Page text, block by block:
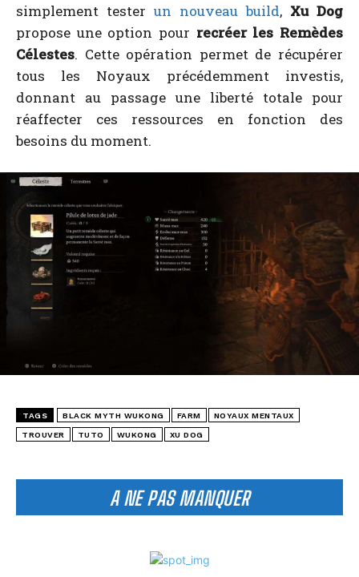
A NE PAS MANQUER
simplement tester un nouveau build, Xu Dog
propose une option pour recréer les Remèdes
Célestes. Cette opération permet de récupérer
tous les Noyaux précédemment investis,
donnant au passage une liberté totale pour
réaffecter ces ressources en fonction des
besoins du moment.
TAGS BLACK MYTH WUKONG FARM NOYAUX MENTAUX
TROUVER TUTO WUKONG XU DOG